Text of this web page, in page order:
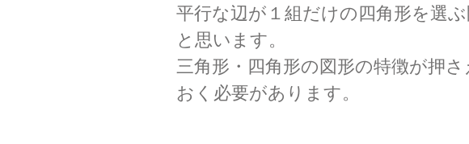
平行な辺が１組だけの四角形を選
と思います。
三角形・四角形の図形の特徴が押
おく必要があります。